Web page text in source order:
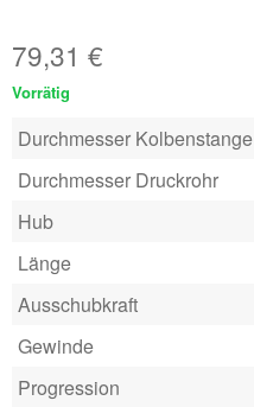
FAQ
79,31 €
Vorrätig
Durchmesser Kolbenstange
Durchmesser Druckrohr
Hub
Länge
Ausschubkraft
Gewinde
Progression